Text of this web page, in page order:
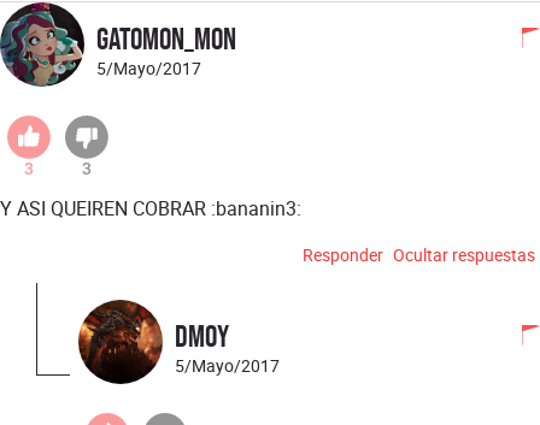
Gatomon_Mon
5/Mayo/2017
3 3
Y ASI QUEIREN COBRAR :bananin3:
Responder Ocultar respuestas
dmoy
5/Mayo/2017